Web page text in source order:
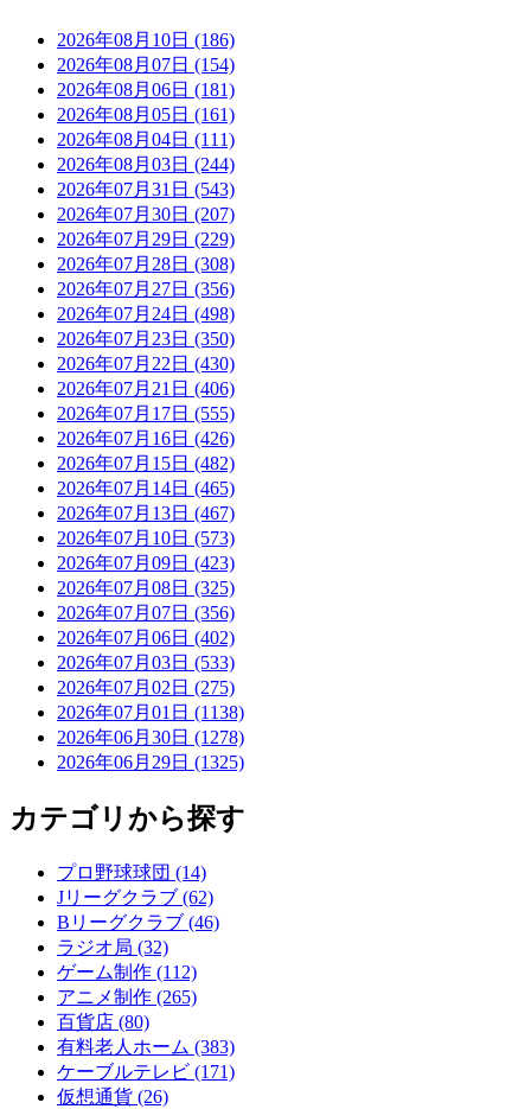
2026年08月10日 (186)
2026年08月07日 (154)
2026年08月06日 (181)
2026年08月05日 (161)
2026年08月04日 (111)
2026年08月03日 (244)
2026年07月31日 (543)
2026年07月30日 (207)
2026年07月29日 (229)
2026年07月28日 (308)
2026年07月27日 (356)
2026年07月24日 (498)
2026年07月23日 (350)
2026年07月22日 (430)
2026年07月21日 (406)
2026年07月17日 (555)
2026年07月16日 (426)
2026年07月15日 (482)
2026年07月14日 (465)
2026年07月13日 (467)
2026年07月10日 (573)
2026年07月09日 (423)
2026年07月08日 (325)
2026年07月07日 (356)
2026年07月06日 (402)
2026年07月03日 (533)
2026年07月02日 (275)
2026年07月01日 (1138)
2026年06月30日 (1278)
2026年06月29日 (1325)
カテゴリから探す
プロ野球球団 (14)
Jリーグクラブ (62)
Bリーグクラブ (46)
ラジオ局 (32)
ゲーム制作 (112)
アニメ制作 (265)
百貨店 (80)
有料老人ホーム (383)
ケーブルテレビ (171)
仮想通貨 (26)